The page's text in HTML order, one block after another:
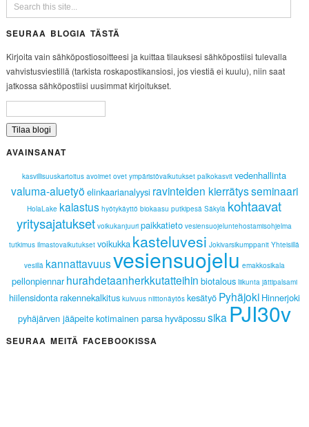
SEURAA BLOGIA TÄSTÄ
Kirjoita vain sähköpostiosoitteesi ja kuittaa tilauksesi sähköpostiisi tulevalla
vahvistusviestillä (tarkista roskapostikansiosi, jos viestiä ei kuulu), niin saat
jatkossa sähköpostiisi uusimmat kirjoitukset.
AVAINSANAT
kasvillisuuskartoitus avoimet ovet ympäristövaikutukset palkokasvit vedenhallinta
valuma-aluetyö elinkaarianalyysi ravinteiden kierrätysseminaari
HolaLake kalastus hyötykäyttö biokaasu putkipesä Säkylä kohtaavat
yritysajatukset voikukanjuuri paikkatieto vesiensuojeluntehostamisohjelma
tutkimus ilmastovaikutukset voikukka kasteluvesi Jokivarsikumppanit Yhteisillä
vesillä kannattavuusvesiensuojelu emakkosikala
pellonpiennar hurahdetaanherkkutatteihin biotalous liikunta jättipalsami
hiilensidontarakennekalkitus kuivuus niittonäytös kesätyö Pyhäjoki Hinnerjoki
pyhäjärven jääpeitekotimainen parsahyväpossusika PJI30v
SEURAA MEITÄ FACEBOOKISSA